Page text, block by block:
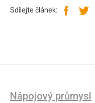
Sdílejte článek:
Nápojový průmysl